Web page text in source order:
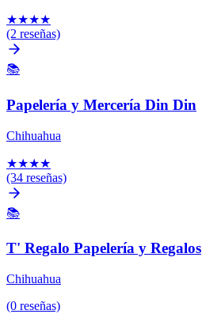
★★★★
(2 reseñas)
📚
Papelería y Mercería Din Din
Chihuahua
★★★★
(34 reseñas)
📚
T' Regalo Papelería y Regalos
Chihuahua
(0 reseñas)